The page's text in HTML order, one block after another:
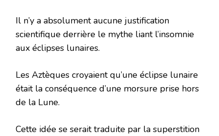
Il n’y a absolument aucune justification
scientifique derrière le mythe liant l’insomnie
aux éclipses lunaires.
Les Aztèques croyaient qu’une éclipse lunaire
était la conséquence d’une morsure prise hors
de la Lune.
Cette idée se serait traduite par la superstition